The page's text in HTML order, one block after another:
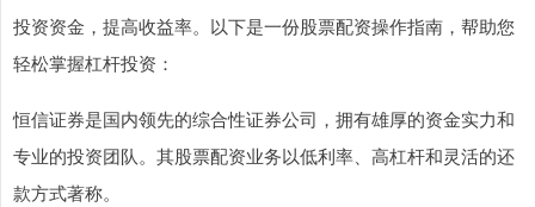
投资资金，提高收益率。以下是一份股票配资操作指南，帮助您
轻松掌握杠杆投资：
恒信证券是国内领先的综合性证券公司，拥有雄厚的资金实力和
专业的投资团队。其股票配资业务以低利率、高杠杆和灵活的还
款方式著称。